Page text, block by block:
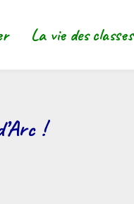
La vie des classes
!